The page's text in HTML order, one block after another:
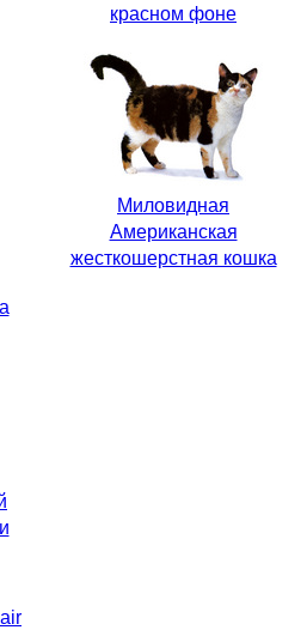
красном фоне
Миловидная
Американская
жесткошерстная кошка